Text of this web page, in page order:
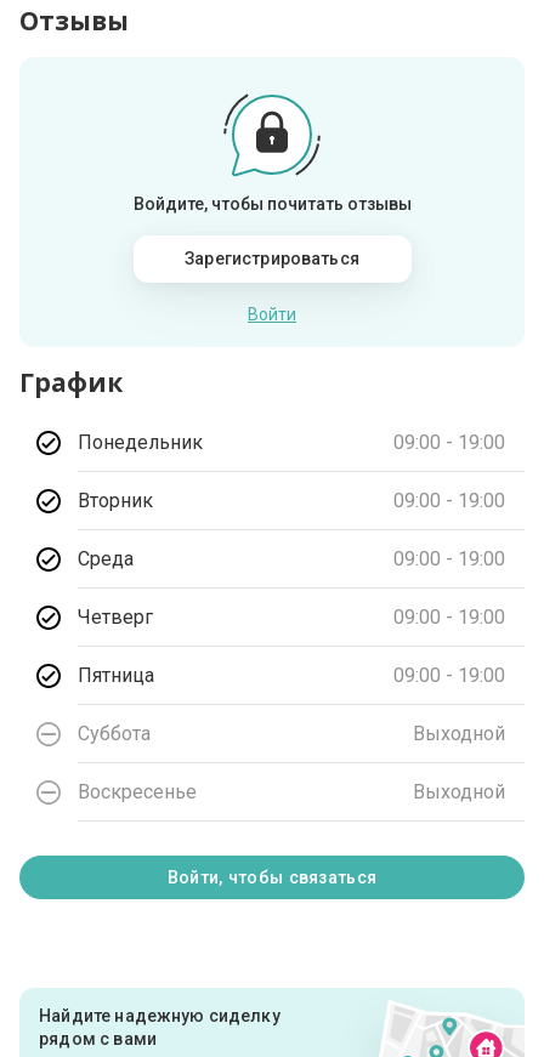
Отзывы
Войдите, чтобы почитать отзывы
Зарегистрироваться
Войти
График
Понедельник 09:00 - 19:00
Вторник 09:00 - 19:00
Среда 09:00 - 19:00
Четверг 09:00 - 19:00
Пятница 09:00 - 19:00
Суббота Выходной
Воскресенье Выходной
Войти, чтобы связаться
Найдите надежную сиделку
рядом с вами